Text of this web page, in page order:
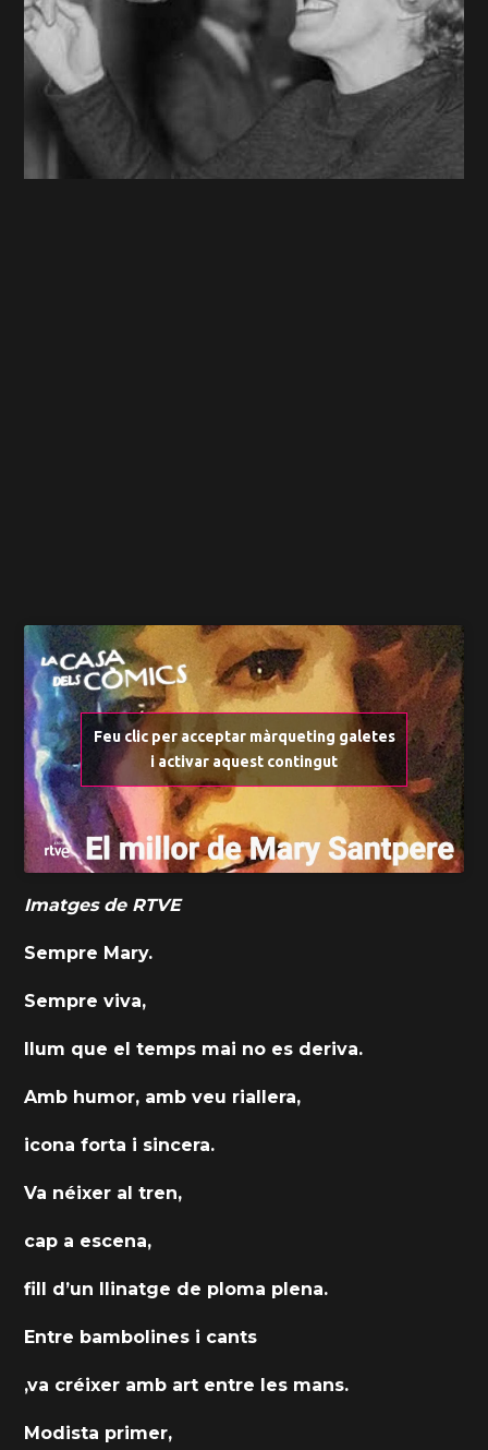
Feu clic per acceptar màrqueting galetes
i activar aquest contingut
Imatges de RTVE
Sempre Mary.
Sempre viva,
llum que el temps mai no es deriva.
Amb humor, amb veu riallera,
icona forta i sincera.
Va néixer al tren,
cap a escena,
fill d’un llinatge de ploma plena.
Entre bambolines i cants
,va créixer amb art entre les mans.
Modista primer,